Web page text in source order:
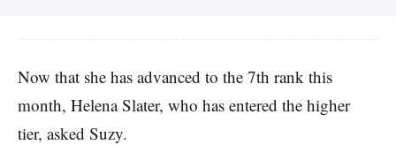
Now that she has advanced to the 7th rank this
month, Helena Slater, who has entered the higher
tier, asked Suzy.